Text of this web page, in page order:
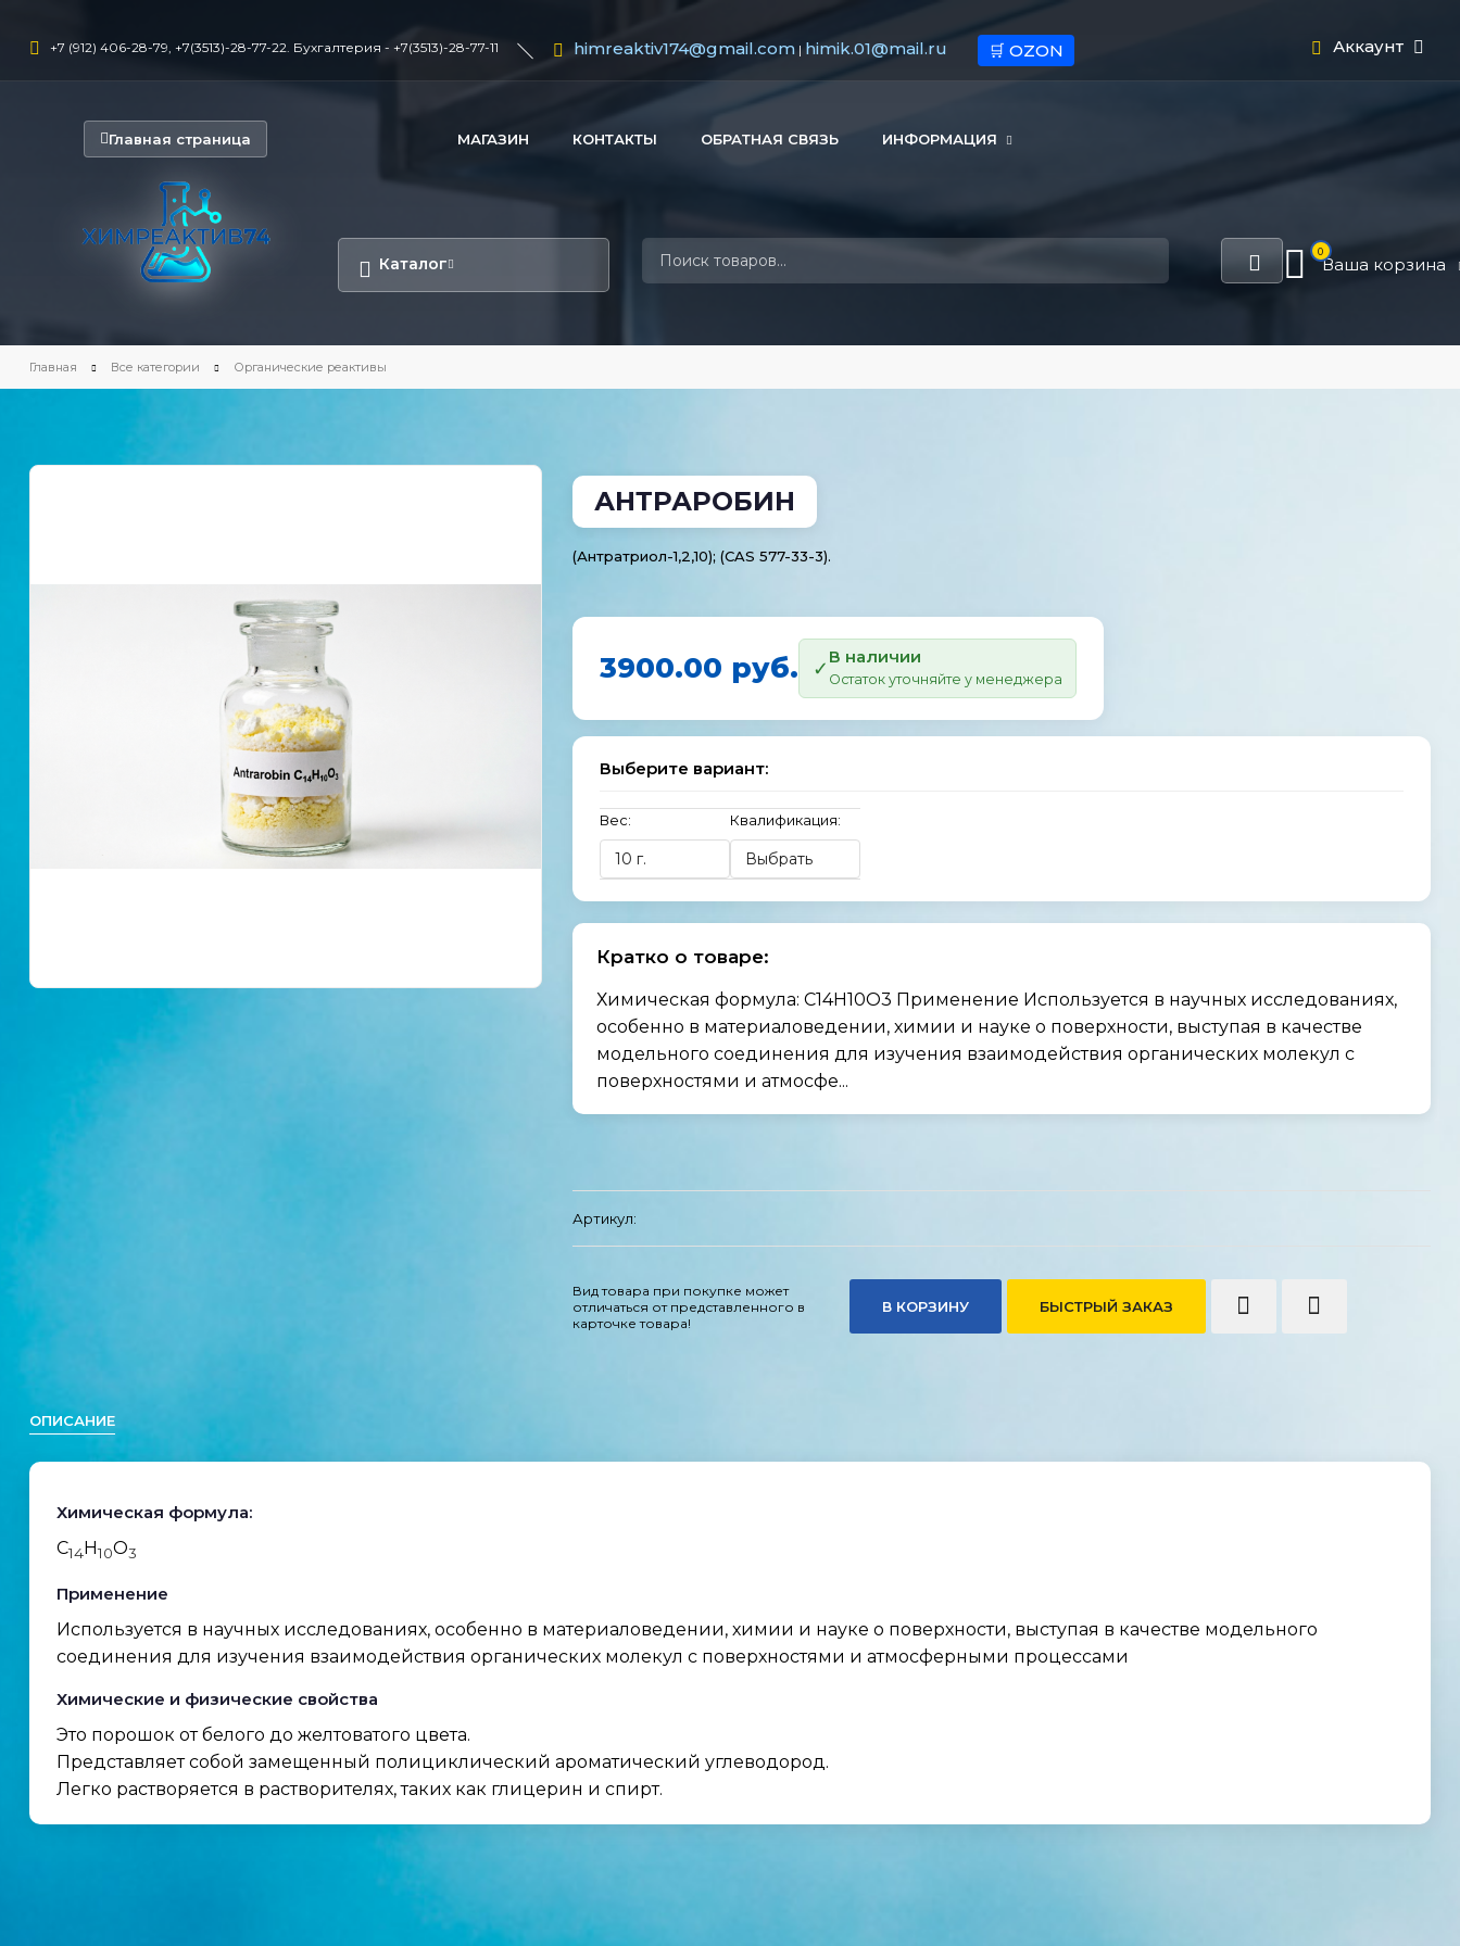
+7 (912) 406-28-79, +7(3513)-28-77-22. Бухгалтерия - +7(3513)-28-77-11 himreaktiv174@gmail.com| himik.01@mail.ru 🛒 OZON Аккаунт
МАГАЗИН КОНТАКТЫ ОБРАТНАЯ СВЯЗЬ ИНФОРМАЦИЯ
Главная страница
Каталог
0
Ваша корзина
Главная Все категории Органические реактивы
АНТРАРОБИН
(Антратриол-1,2,10); (CAS 577-33-3).
3900.00 руб. В наличии
Остаток уточняйте у менеджера
Выберите вариант:
Вес: Квалификация:
Кратко о товаре:
Химическая формула: C14H10O3 Применение Используется в научных исследованиях,
особенно в материаловедении, химии и науке о поверхности, выступая в качестве
модельного соединения для изучения взаимодействия органических молекул с
поверхностями и атмосфе...
Артикул:
Вид товара при покупке может
отличаться от представленного в
карточке товара!
В КОРЗИНУ БЫСТРЫЙ ЗАКАЗ
ОПИСАНИЕ
Химическая формула:
C14H10O3
Применение
Используется в научных исследованиях, особенно в материаловедении, химии и науке о поверхности, выступая в качестве модельного
соединения для изучения взаимодействия органических молекул с поверхностями и атмосферными процессами
Химические и физические свойства
Это порошок от белого до желтоватого цвета.
Представляет собой замещенный полициклический ароматический углеводород.
Легко растворяется в растворителях, таких как глицерин и спирт.